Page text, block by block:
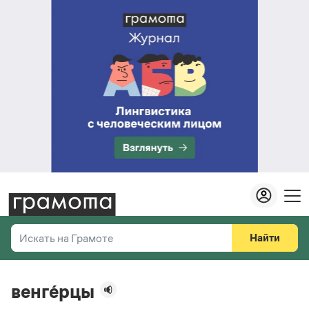
Искать на Грамоте
Справочная служба
Найти
венге́рцы